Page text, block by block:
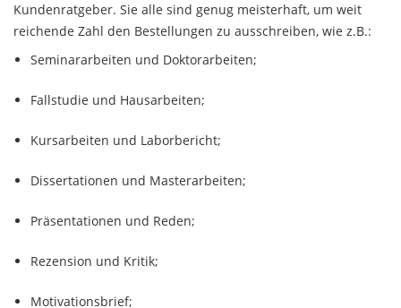
Kundenratgeber. Sie alle sind genug meisterhaft, um weit
reichende Zahl den Bestellungen zu ausschreiben, wie z.B.:
Seminararbeiten und Doktorarbeiten;
Fallstudie und Hausarbeiten;
Kursarbeiten und Laborbericht;
Dissertationen und Masterarbeiten;
Präsentationen und Reden;
Rezension und Kritik;
Motivationsbrief;